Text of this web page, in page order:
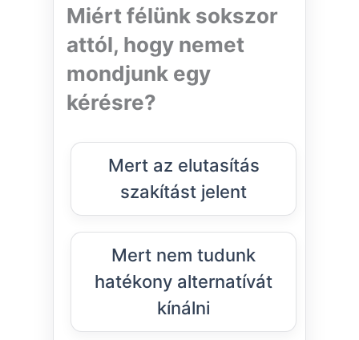
Miért félünk sokszor
attól, hogy nemet
mondjunk egy
kérésre?
Mert az elutasítás
szakítást jelent
Mert nem tudunk
hatékony alternatívát
kínálni